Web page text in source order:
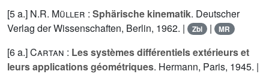
[5 a.] N.R. Müller : Sphärische kinematik. Deutscher
Verlag der Wissenschaften, Berlin, 1962. |
Zbl | MR
[6 a.]Cartan : Les systèmes différentiels extérieurs et
leurs applications géométriques. Hermann, Paris, 1945. |